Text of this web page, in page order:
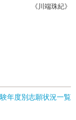
《川端珠紀》
年度別志願状況一覧